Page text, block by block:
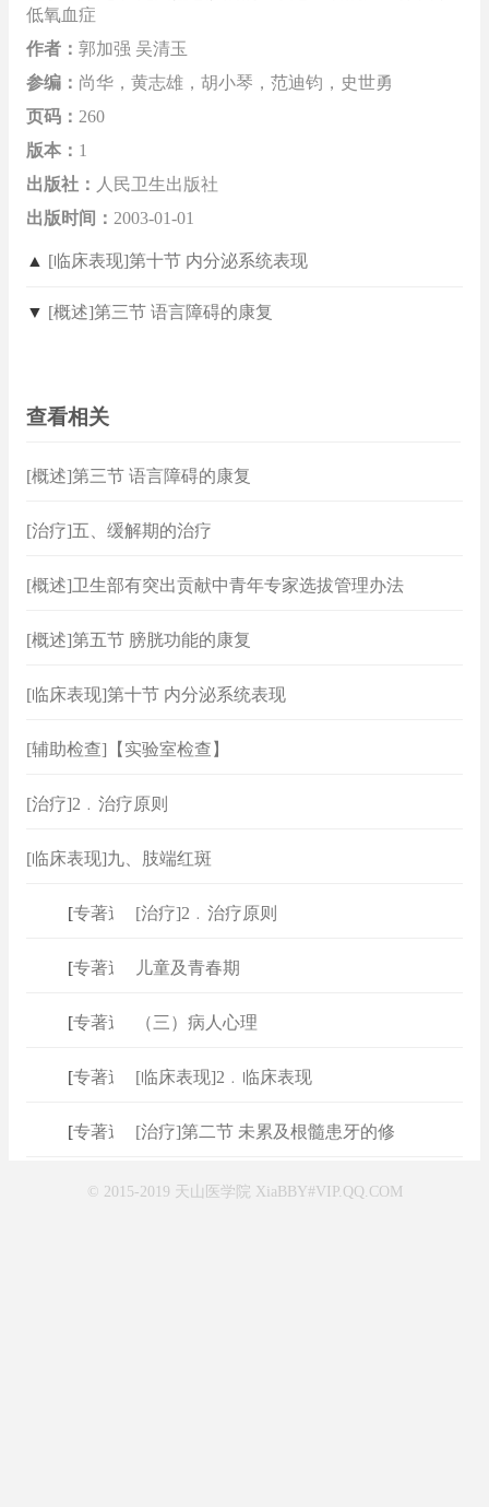
低氧血症
作者： 郭加强 吴清玉
参编： 尚华，黄志雄，胡小琴，范迪钧，史世勇
页码： 260
版本： 1
出版社： 人民卫生出版社
出版时间： 2003-01-01
▲ [临床表现]第十节 内分泌系统表现
▼ [概述]第三节 语言障碍的康复
查看相关
[概述]第三节 语言障碍的康复
[治疗]五、缓解期的治疗
[概述]卫生部有突出贡献中青年专家选拔管理办法
[概述]第五节 膀胱功能的康复
[临床表现]第十节 内分泌系统表现
[辅助检查]【实验室检查】
[治疗]2﹒治疗原则
[临床表现]九、肢端红斑
专著速查 ]
[治疗]2﹒治疗原则
专著速查 ]儿童及青春期
专著速查 （三）病人心理
专著速查 ][临床表现]2﹒临床表现
专著速查 ]
[治疗]第二节 未累及根髓患牙的修
© 2015-2019 天山医学院 XiaBBY#VIP.QQ.COM